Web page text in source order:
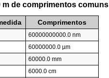
m de comprimentos comuns
Comprimentos
60000000000.0 nm
60000000.0 µm
60000.0 mm
6000.0 cm